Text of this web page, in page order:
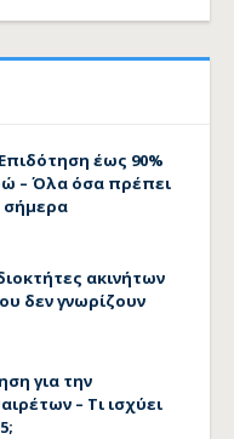
έως 90%
– Όλα όσα πρέπει
σήμερα
ακινήτων
δεν γνωρίζουν
για την
– Τι ισχύει